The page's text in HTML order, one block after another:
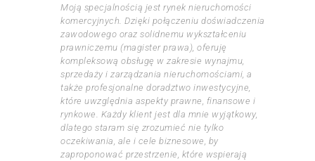
Moją specjalnością jest rynek nieruchomości
komercyjnych. Dzięki połączeniu doświadczenia
zawodowego oraz solidnemu wykształceniu
prawniczemu (magister prawa), oferuję
kompleksową obsługę w zakresie wynajmu,
sprzedaży i zarządzania nieruchomościami, a
także profesjonalne doradztwo inwestycyjne,
które uwzględnia aspekty prawne, finansowe i
rynkowe. Każdy klient jest dla mnie wyjątkowy,
dlatego staram się zrozumieć nie tylko
oczekiwania, ale i cele biznesowe, by
zaproponować przestrzenie, które wspierają